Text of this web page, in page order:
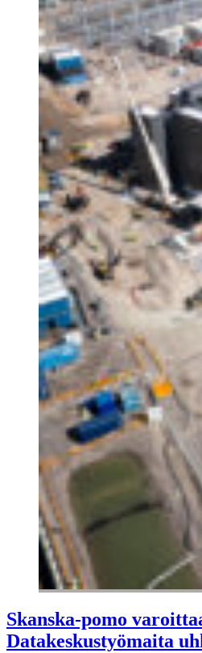
Skanska-pomo
Datakeskustyömaita